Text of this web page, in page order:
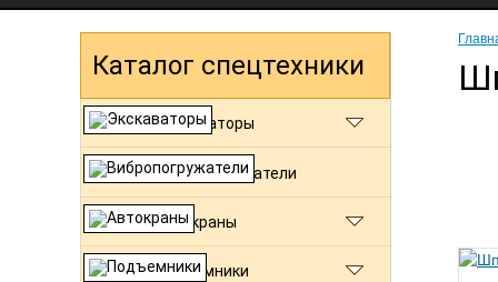
Каталог спецтехники
Экскаваторы
Вибропогружатели
Автокраны
Подъемники